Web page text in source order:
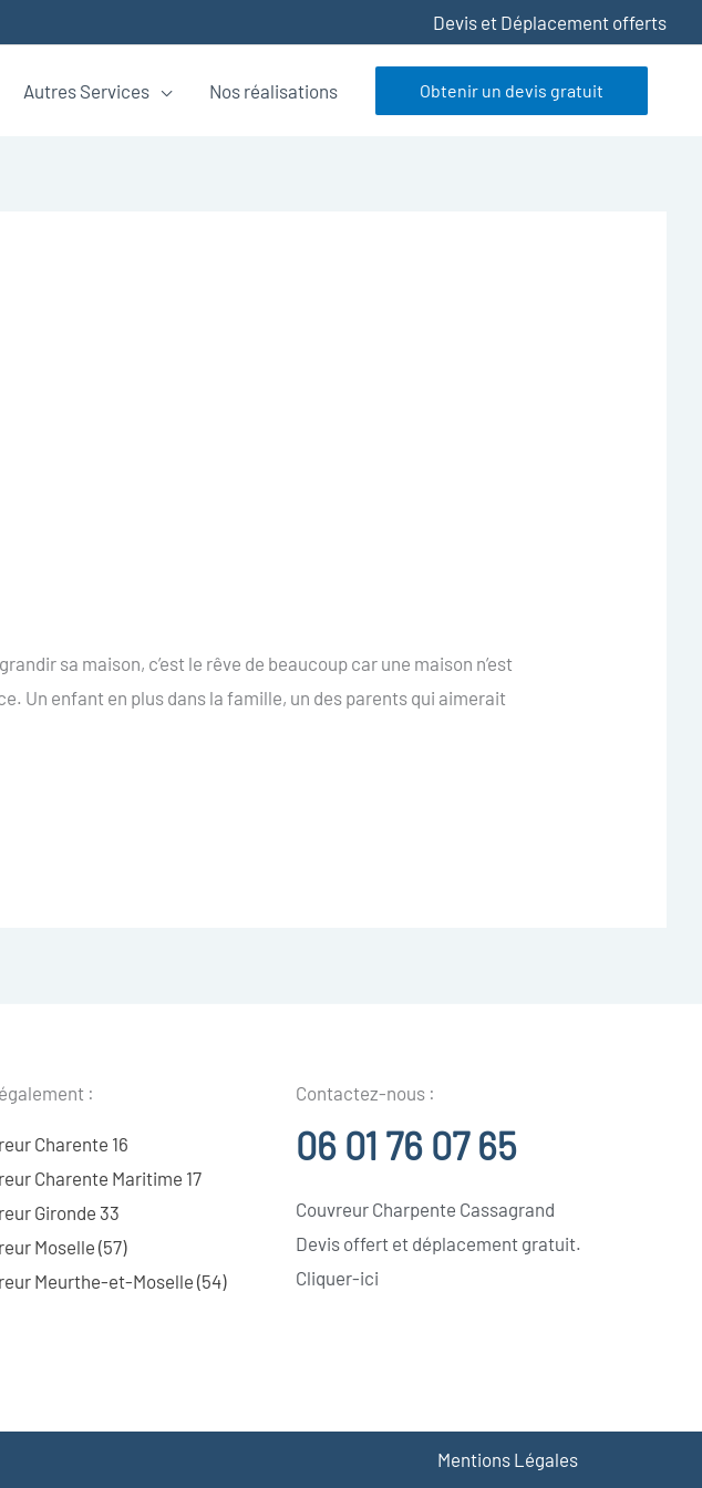
Devis et Déplacement offerts
Autres Services Nos réalisations Obtenir un devis gratuit
sa maison, c’est le rêve de beaucoup car une maison n’est
Un enfant en plus dans la famille, un des parents qui aimerait
:
Charente 16
Charente Maritime 17
Gironde 33
Moselle (57)
Meurthe-et-Moselle (54)
Contactez-nous :
06 01 76 07 65
Couvreur Charpente Cassagrand
Devis offert et déplacement gratuit.
Cliquer-ici
Mentions Légales